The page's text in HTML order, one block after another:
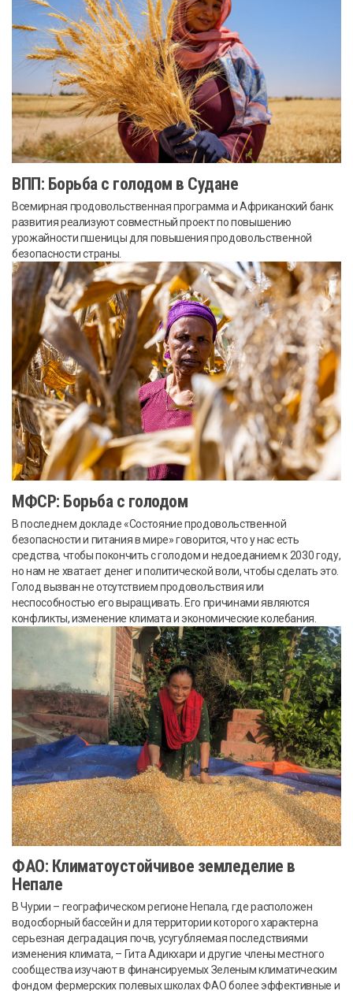
ВПП: Борьба с голодом в Судане
Всемирная продовольственная программа и Африканский банк
развития реализуют совместный проект по повышению
урожайности пшеницы для повышения продовольственной
безопасности страны.
МФСР: Борьба с голодом
В последнем докладе «Состояние продовольственной
безопасности и питания в мире» говорится, что у нас есть
средства, чтобы покончить с голодом и недоеданием к 2030 году,
но нам не хватает денег и политической воли, чтобы сделать это.
Голод вызван не отсутствием продовольствия или
неспособностью его выращивать. Его причинами являются
конфликты, изменение климата и экономические колебания.
ФАО: Климатоустойчивое земледелие в
Непале
В Чурии – географическом регионе Непала, где расположен
водосборный бассейн и для территории которого характерна
серьезная деградация почв, усугубляемая последствиями
изменения климата, – Гита Адикхари и другие члены местного
сообщества изучают в финансируемых Зеленым климатическим
фондом фермерских полевых школах ФАО более эффективные и